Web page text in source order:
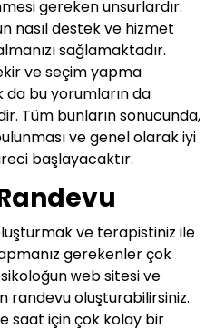
gereken unsurlardır.
nasıl destek ve hizmet
sağlamaktadır.
ve seçim yapma
bu yorumların da
Tüm bunların sonucunda,
ve genel olarak iyi
başlayacaktır.
ve terapistiniz ile
gerekenler çok
web sitesi ve
randevu oluşturabilirsiniz.
saat için çok kolay bir